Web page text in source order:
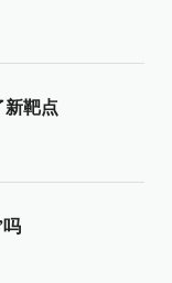
新靶点
吗